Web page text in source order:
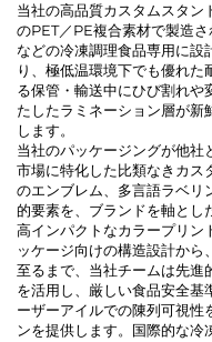
当社の高品質カスタムスタン
のPET／PE複合素材で製造
などの冷凍調理食品専用に設
り、極低温環境下でも優れ
る保管・輸送中にひび割れ
たしたラミネーション層が新
します。
当社のパッケージングが他社
市場に特化した比類なきカス
のエンブレム、多言語ラベリ
的要素を、ブランドを軸とし
高インパクトなカラープリン
ッケージ向けの構造設計か
至るまで、当社チームは先進
を活用し、厳しい食品安全基
ーザーアイルでの陳列可視性
ンを提供します。国際的な冷